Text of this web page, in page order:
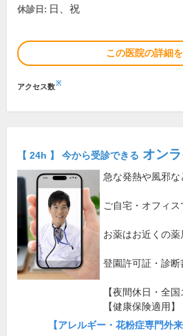
休診日: 日、祝
この医院の詳細
アクセス数※
【 24h 】 今から受診できる オン
急な発熱や風邪な
ご自宅・オフィ
お薬はお近くの
登園許可証・診断
【夜間休日・全国
【健康保険適用】
【アレルギー・花粉症専門外